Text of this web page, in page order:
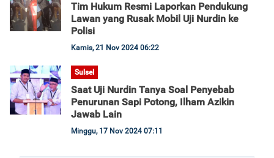
Tim Hukum Resmi Laporkan Pendukung
Lawan yang Rusak Mobil Uji Nurdin ke
Polisi
Kamis, 21 Nov 2024 06:22
Sulsel
Saat Uji Nurdin Tanya Soal Penyebab
Penurunan Sapi Potong, Ilham Azikin
Jawab Lain
Minggu, 17 Nov 2024 07:11